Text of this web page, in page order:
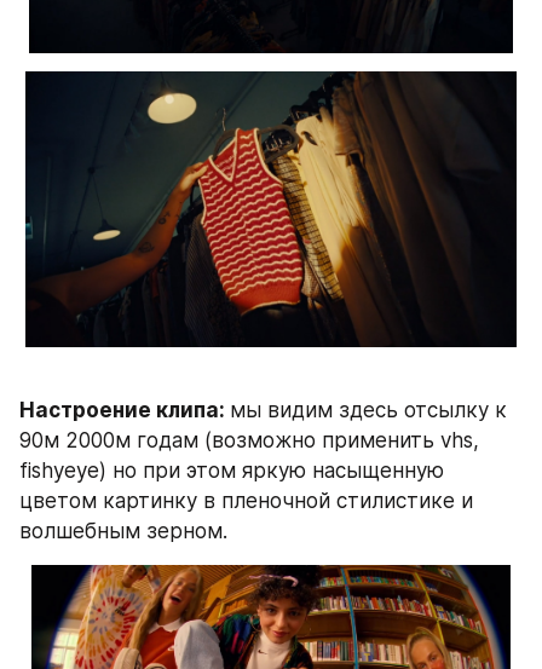
Настроение клипа: мы видим здесь отсылку к
90м 2000м годам (возможно применить vhs,
fishyeye) но при этом яркую насыщенную
цветом картинку в пленочной стилистике и
волшебным зерном.